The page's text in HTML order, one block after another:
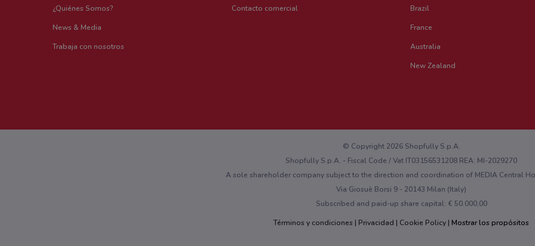
¿Quiénes Somos?
News & Media
Trabaja con nosotros
Contacto comercial
Brazil
France
Australia
New Zealand
© Copyright 2026 Shopfully S.p.A.
Shopfully S.p.A. - Fiscal Code / Vat IT03156531208 REA: MI-2029270
A sole shareholder company subject to the direction and coordination of MEDIA Central
Via Giosuè Borsi 9 - 20143 Milan (Italy)
Subscribed and paid-up share capital: € 50.000,00
Términos y condiciones
Privacidad Cookie Policy Mostrar los propósitos